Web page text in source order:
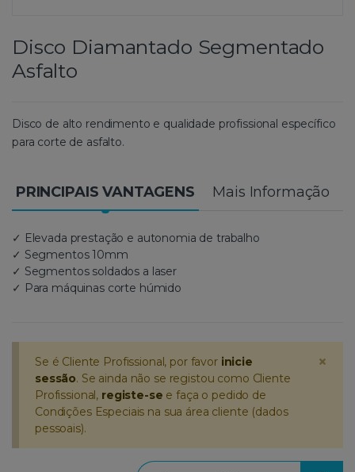
Disco Diamantado Segmentado
Asfalto
Disco de alto rendimento e qualidade profissional específico
para corte de asfalto.
PRINCIPAIS VANTAGENS Mais Informação
✓ Elevada prestação e autonomia de trabalho
✓ Segmentos 10mm
✓ Segmentos soldados a laser
✓ Para máquinas corte húmido
×
Se é Cliente Profissional, por favor inicie
sessão. Se ainda não se registou como Cliente
Profissional, registe-se e faça o pedido de
Condições Especiais na sua área cliente (dados
pessoais).
Procurar